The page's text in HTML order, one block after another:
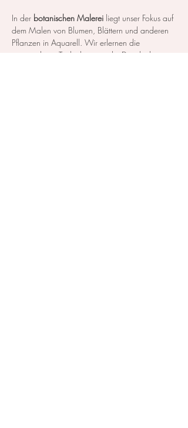
In der botanischen Malerei liegt unser Fokus auf
dem Malen von Blumen, Blättern und anderen
Pflanzen in Aquarell. Wir erlernen die
notwendigen Techniken, um die Details der